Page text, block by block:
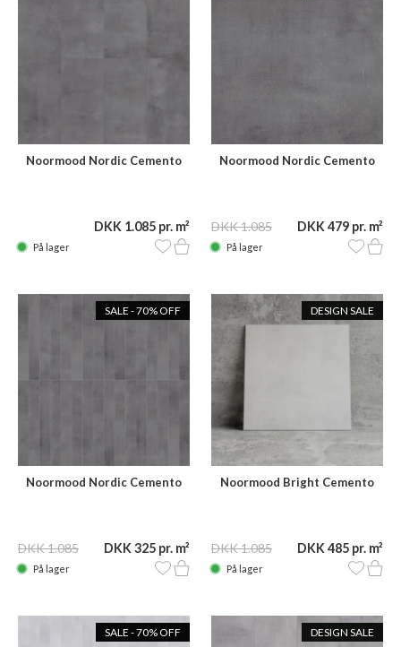
Noormood Nordic Cemento
DKK 1.085 pr. m²
På lager
Noormood Nordic Cemento
DKK 1.085 DKK 479 pr. m²
På lager
SALE - 70% OFF
Noormood Nordic Cemento
DKK 1.085 DKK 325 pr. m²
På lager
DESIGN SALE
Noormood Bright Cemento
DKK 1.085 DKK 485 pr. m²
På lager
SALE - 70% OFF DESIGN SALE